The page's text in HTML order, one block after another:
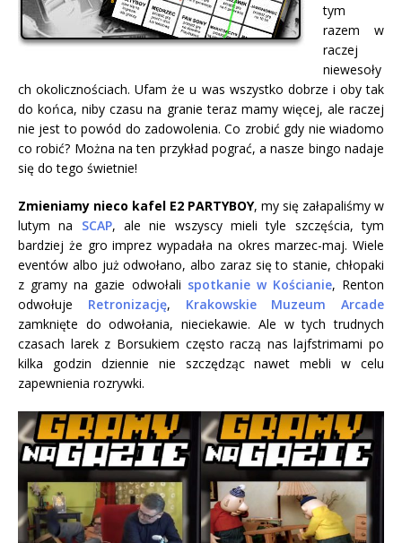
tym
razem w
raczej
niewesoły
ch okolicznościach. Ufam że u was wszystko dobrze i oby tak
do końca, niby czasu na granie teraz mamy więcej, ale raczej
nie jest to powód do zadowolenia. Co zrobić gdy nie wiadomo
co robić? Można na ten przykład pograć, a nasze bingo nadaje
się do tego świetnie!
Zmieniamy nieco kafel E2 PARTYBOY, my się załapaliśmy w
lutym na SCAP, ale nie wszyscy mieli tyle szczęścia, tym
bardziej że gro imprez wypadała na okres marzec-maj. Wiele
eventów albo już odwołano, albo zaraz się to stanie, chłopaki
z gramy na gazie odwołali spotkanie w Kościanie, Renton
odwołuje Retronizację, Krakowskie Muzeum Arcade
zamknięte do odwołania, nieciekawie. Ale w tych trudnych
czasach larek z Borsukiem często raczą nas lajfstrimami po
kilka godzin dziennie nie szczędząc nawet mebli w celu
zapewnienia rozrywki.